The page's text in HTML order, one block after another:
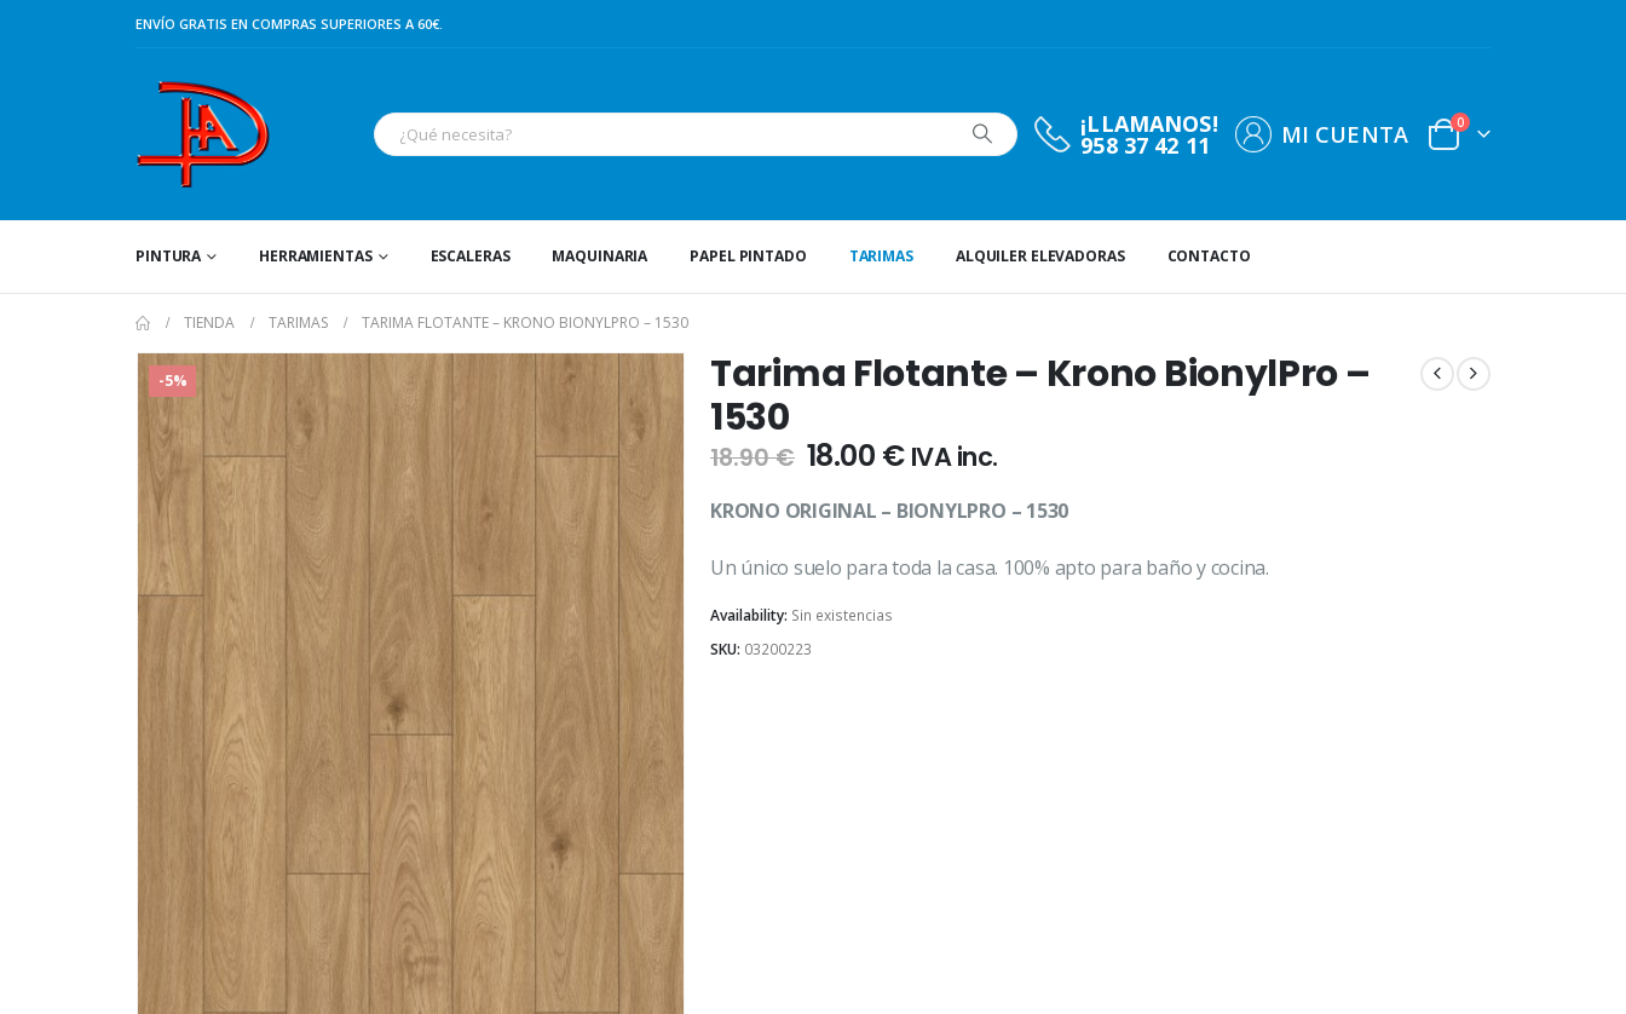
ENVÍO GRATIS EN COMPRAS SUPERIORES A 60€.
¡LLAMANOS!
958 37 42 11 MI CUENTA 0
PINTURA HERRAMIENTAS ESCALERAS MAQUINARIA PAPEL PINTADO TARIMAS ALQUILER ELEVADORAS CONTACTO
TIENDA TARIMAS TARIMA FLOTANTE – KRONO BIONYLPRO – 1530
-5%
Tarima Flotante – Krono BionylPro –
1530
18.90€ El
original
18.90 €.
18.00 €El
actual
18.00 €.
IVA inc.
KRONO ORIGINAL – BIONYLPRO – 1530
Un único suelo para toda la casa. 100% apto para baño y cocina.
Availability: Sin existencias
SKU: 03200223